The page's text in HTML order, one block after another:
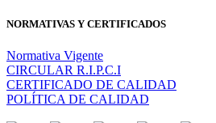
NORMATIVAS Y CERTIFICADOS
Normativa Vigente
CIRCULAR R.I.P.C.I
CERTIFICADO DE CALIDAD
POLÍTICA DE CALIDAD